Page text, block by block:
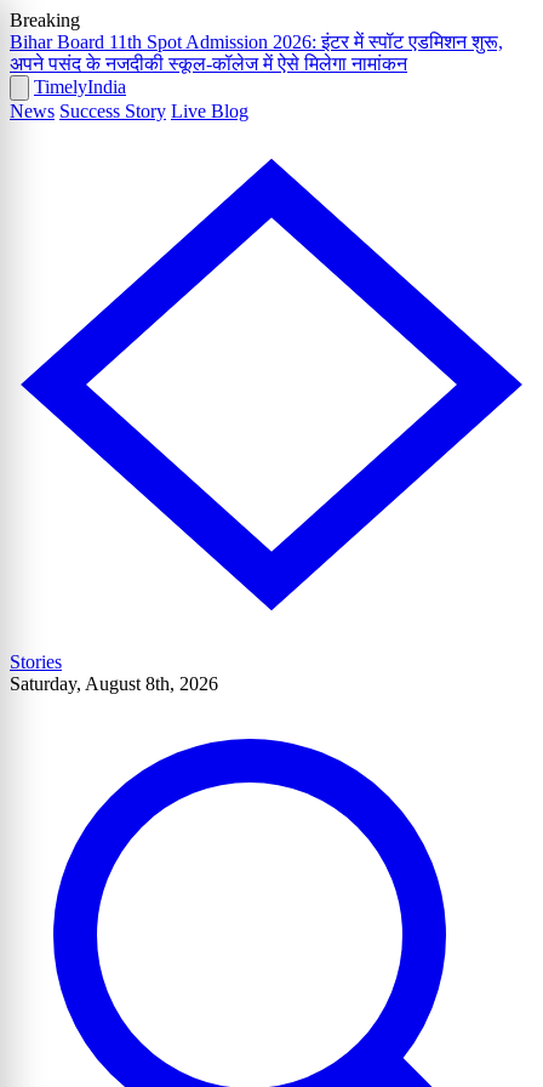
Breaking
Bihar Board 11th Spot Admission 2026: इंटर में स्पॉट एडमिशन शुरू,
अपने पसंद के नजदीकी स्कूल-कॉलेज में ऐसे मिलेगा नामांकन
TimelyIndia
News Success Story Live Blog
Stories
Saturday, August 8th, 2026